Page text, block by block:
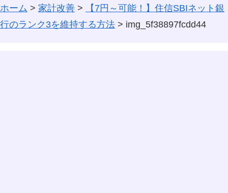
ホーム > 家計改善 >
【7円～可能！】住信SBIネット銀
行のランク3を維持する方法 > img_5f38897fcdd44